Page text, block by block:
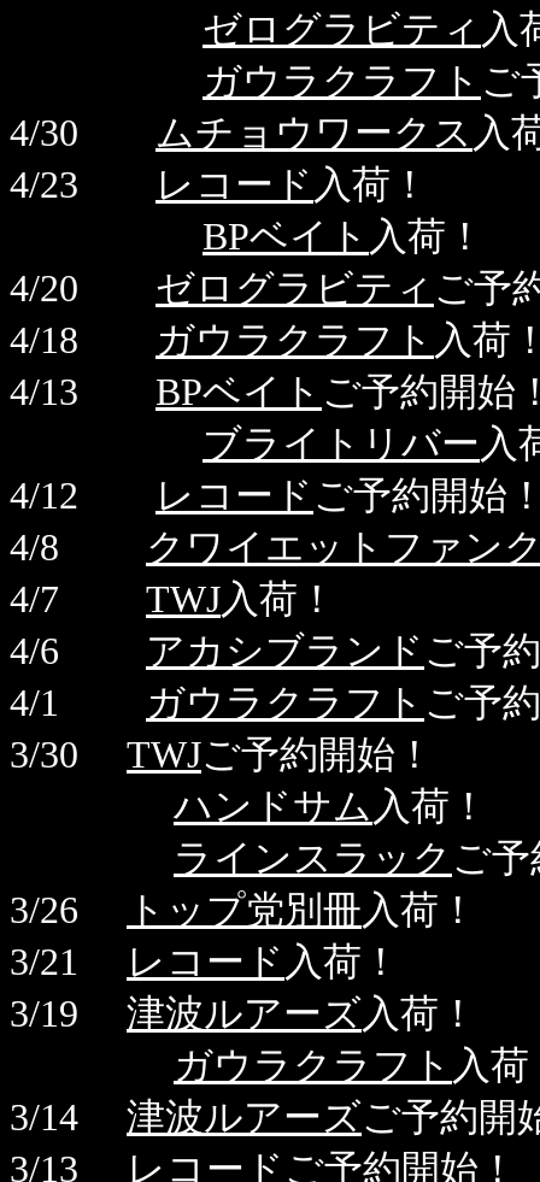
ゼログラビティ 入
ガウラクラフト ご
4/30 ムチョウワークス 入
4/23
レコード 入荷！
BPベイト 入荷！
4/20 ゼログラビティ ご予
4/18
ガウラクラフト 入荷
4/13 BPベイト ご予約開始
ブライトリバー入
4/12
レコード ご予約開始
4/8 クワイエットファン
4/7 TWJ入荷！
4/6 アカシブランド ご予
4/1
ガウラクラフト ご予
3/30 TWJご予約開始！
ハンドサム 入荷！
ラインスラック ご
3/26
トップ党別冊入荷！
3/21
レコード 入荷！
3/19 津波ルアーズ入荷！
ガウラクラフト 入荷
3/14 津波ルアーズご予約開
3/13
レコード ご予約開始！